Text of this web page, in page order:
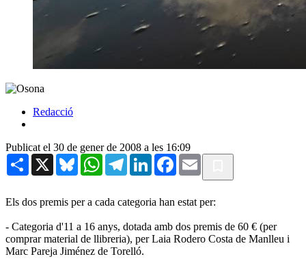
Redacció
Publicat el 30 de gener de 2008 a les 16:09
Share X BlueskyWhatsAppTelegramLinkedInFacebook
Email
Els dos premis per a cada categoria han estat per:
- Categoria d'11 a 16 anys, dotada amb dos premis de 60 € (per
comprar material de llibreria), per Laia Rodero Costa de Manlleu i
Marc Pareja Jiménez de Torelló.